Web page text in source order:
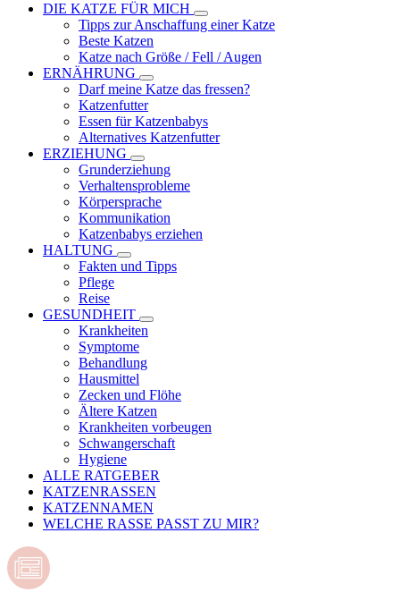
DIE KATZE FÜR MICH
Tipps zur Anschaffung einer Katze
Beste Katzen
Katze nach Größe / Fell / Augen
ERNÄHRUNG
Darf meine Katze das fressen?
Katzenfutter
Essen für Katzenbabys
Alternatives Katzenfutter
ERZIEHUNG
Grunderziehung
Verhaltensprobleme
Körpersprache
Kommunikation
Katzenbabys erziehen
HALTUNG
Fakten und Tipps
Pflege
Reise
GESUNDHEIT
Krankheiten
Symptome
Behandlung
Hausmittel
Zecken und Flöhe
Ältere Katzen
Krankheiten vorbeugen
Schwangerschaft
Hygiene
ALLE RATGEBER
KATZENRASSEN
KATZENNAMEN
WELCHE RASSE PASST ZU MIR?